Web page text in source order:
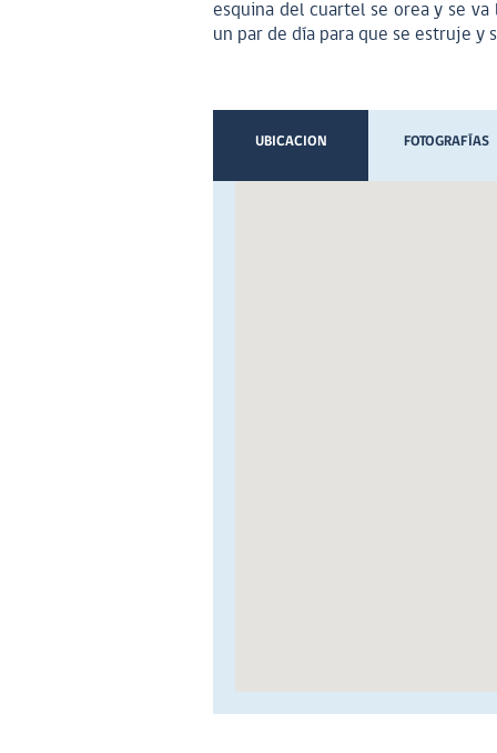
esquina del cuartel se orea y se va
un par de día para que se estruje y
UBICACION FOTOGRAFÍAS